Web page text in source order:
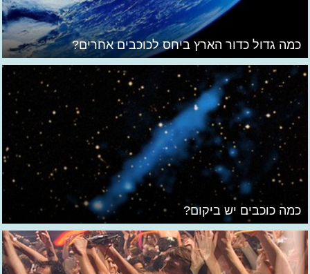
כמה גדול כדור הארץ ביחס לכוכבים אחרים?
כמה כוכבים יש ביקום?